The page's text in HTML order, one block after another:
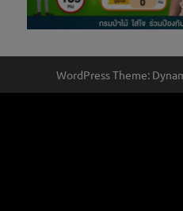
WordPress Theme: